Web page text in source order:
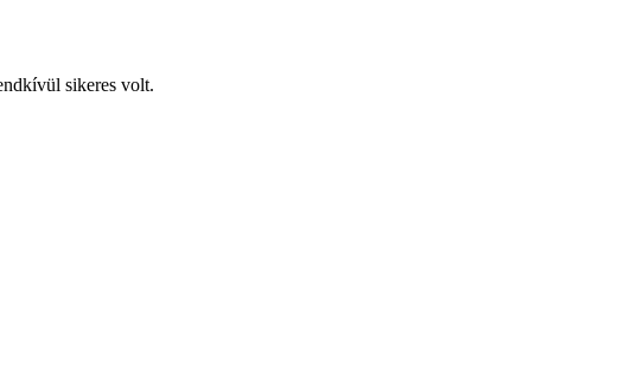
sikeres volt.